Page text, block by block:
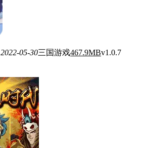
2022-05-30三国游戏467.9MBv1.0.7